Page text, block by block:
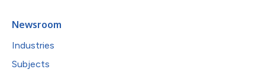
Newsroom
Industries
Subjects